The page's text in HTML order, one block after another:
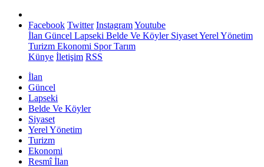
Facebook Twitter InstagramYoutube
İlan Güncel Lapseki Belde Ve KöylerSiyasetYerel Yönetim
Turizm Ekonomi SporTarım
Künye İletişim RSS
İlan
Güncel
Lapseki
Belde Ve Köyler
Siyaset
Yerel Yönetim
Turizm
Ekonomi
Resmî İlan